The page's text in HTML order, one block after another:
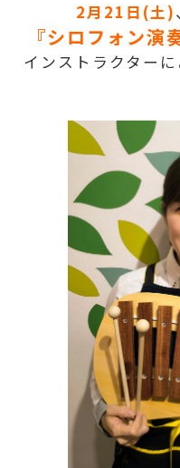
2月21日(土)
『シロフォン演
インストラクター